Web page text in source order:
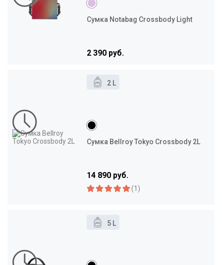
Сумка Notabag Crossbody Light
2 390 руб.
2 L
Сумка Bellroy Tokyo Crossbody 2L
14 890 руб.
(1)
5 L